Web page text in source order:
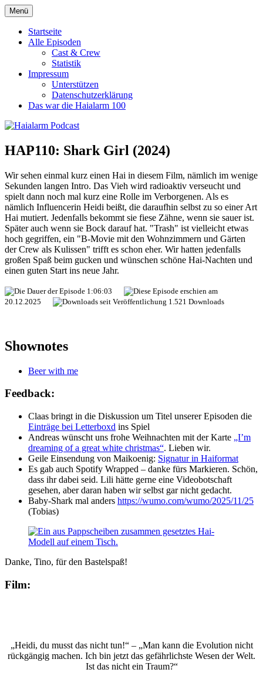
Zum
Inhalt
springen
Haialarm Podcast
Benni und Jörn sprechen über Haifilme
Menü
Startseite
Alle Episoden
Cast & Crew
Statistik
Impressum
Unterstützen
Datenschutzerklärung
Das war die Haialarm 100
HAP110: Shark Girl (2024)
Wir sehen einmal kurz einen Hai in diesem Film, nämlich im wenige
Sekunden langen Intro. Das Vieh wird radioaktiv verseucht und
spielt dann noch mal kurz eine Rolle im Verborgenen. Als es
nämlich Influencerin Heidi beißt, die daraufhin selbst zu so einer Art
Hai mutiert. Jedenfalls bekommt sie fiese Zähne, wenn sie sauer ist.
Später auch wenn sie Bock darauf hat. "Trash" ist vielleicht etwas
hoch gegriffen, ein "B-Movie mit den Wohnzimmern und Gärten
der Crew als Kulissen" trifft es schon eher. Wir hatten jedenfalls
großen Spaß beim gucken und wünschen schöne Hai-Nachten und
einen guten Start ins neue Jahr.
1:06:03
20.12.2025
1.521 Downloads
Shownotes
Beer with me
Feedback:
Claas bringt in die Diskussion um Titel unserer Episoden die
Einträge bei Letterboxd ins Spiel
Andreas wünscht uns frohe Weihnachten mit der Karte „I’m
dreaming of a great white christmas“. Lieben wir.
Geile Einsendung von Maikoenig: Signatur in Haiformat
Es gab auch Spotify Wrapped – danke fürs Markieren. Schön,
dass ihr dabei seid. Lili hätte gerne eine Videobotschaft
gesehen, aber daran haben wir selbst gar nicht gedacht.
Baby-Shark mal anders https://wumo.com/wumo/2025/11/25
(Tobias)
Danke, Tino, für den Bastelspaß!
Film:
„Heidi, du musst das nicht tun!“ – „Man kann die Evolution nicht
rückgängig machen. Ich bin jetzt das gefährlichste Wesen der Welt.
Ist das nicht ein Traum?“